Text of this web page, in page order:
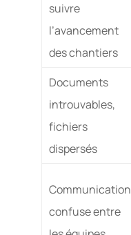
suivre
l’avancement
des chantiers
Documents
introuvables,
fichiers
dispersés
Communication
confuse entre